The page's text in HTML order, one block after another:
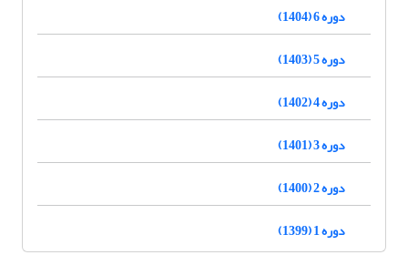
دوره 6 (1404)
دوره 5 (1403)
دوره 4 (1402)
دوره 3 (1401)
دوره 2 (1400)
دوره 1 (1399)